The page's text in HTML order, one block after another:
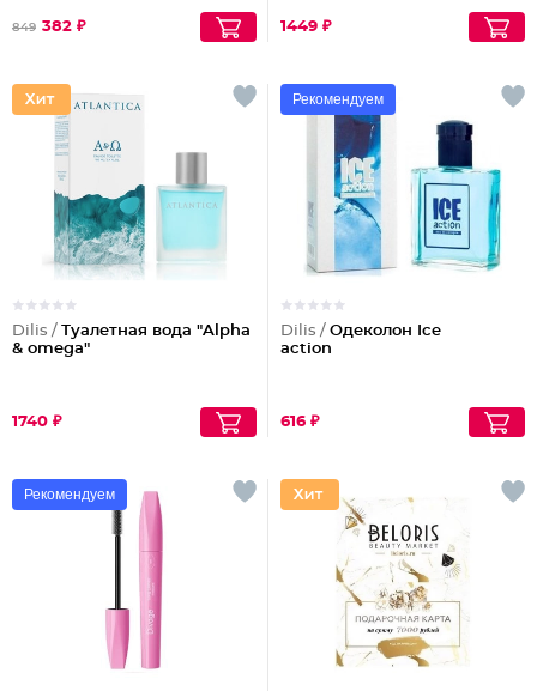
849 382 ₽ 1449 ₽
Dilis / Туалетная вода "Alpha
& omega"
1740 ₽
Рекомендуем
Dilis / Одеколон Ice
action
616 ₽
Рекомендуем